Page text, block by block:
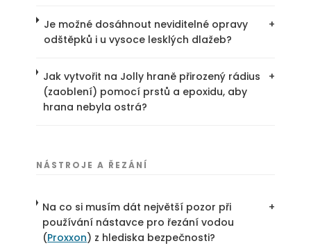
Je možné dosáhnout neviditelné opravy
odštěpků i u vysoce lesklých dlažeb?
+
Jak vytvořit na Jolly hraně přirozený rádius
(zaoblení) pomocí prstů a epoxidu, aby
hrana nebyla ostrá?
+
NÁSTROJE A ŘEZÁNÍ
Na co si musím dát největší pozor při
používání nástavce pro řezání vodou
(Proxxon) z hlediska bezpečnosti?
+